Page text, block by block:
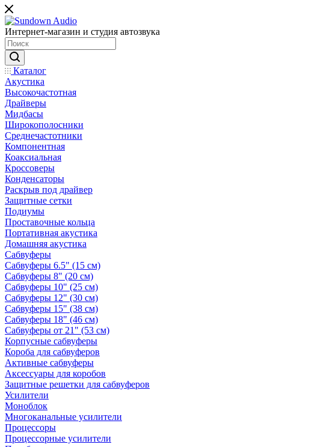
Интернет-магазин и студия автозвука
Каталог
Акустика
Высокочастотная
Драйверы
Мидбасы
Широкополосники
Среднечастотники
Компонентная
Коаксиальная
Кроссоверы
Конденсаторы
Раскрыв под драйвер
Защитные сетки
Подиумы
Проставочные кольца
Портативная акустика
Домашняя акустика
Сабвуферы
Сабвуферы 6.5" (15 см)
Сабвуферы 8" (20 см)
Сабвуферы 10" (25 см)
Сабвуферы 12" (30 см)
Сабвуферы 15" (38 см)
Сабвуферы 18" (46 см)
Сабвуферы от 21" (53 см)
Корпусные сабвуферы
Короба для сабвуферов
Активные сабвуферы
Аксессуары для коробов
Защитные решетки для сабвуферов
Усилители
Моноблок
Многоканальные усилители
Процессоры
Процессорные усилители